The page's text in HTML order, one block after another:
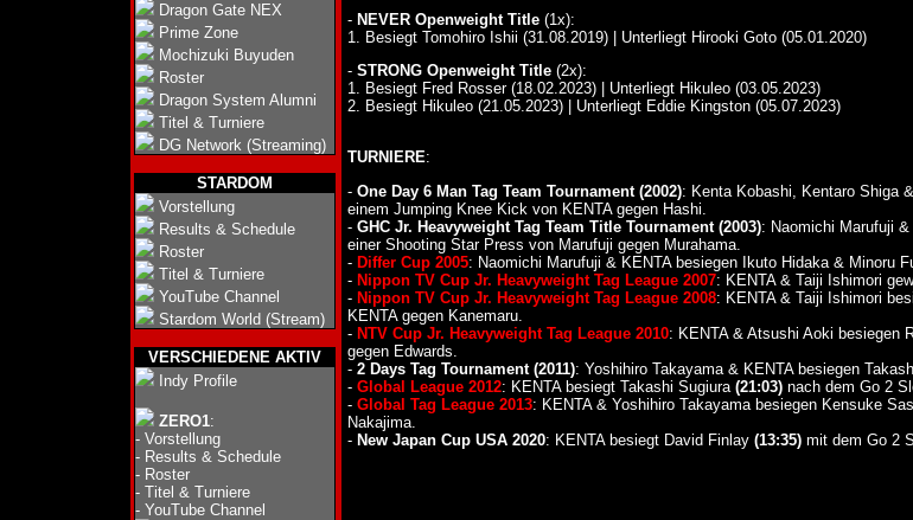
Dragon Gate NEX
Prime Zone
Mochizuki Buyuden
Roster
Dragon System Alumni
Titel & Turniere
DG Network (Streaming)
STARDOM
Vorstellung
Results & Schedule
Roster
Titel & Turniere
YouTube Channel
Stardom World (Stream)
VERSCHIEDENE AKTIV
Indy Profile
ZERO1:
- Vorstellung
- Results & Schedule
- Roster
- Titel & Turniere
- YouTube Channel
- NEVER Openweight Title(1x):
1. Besiegt Tomohiro Ishii (31.08.2019) | Unterliegt Hirooki Goto (05.01.2020)
- STRONG Openweight Title(2x):
1. Besiegt Fred Rosser (18.02.2023) | Unterliegt Hikuleo (03.05.2023)
2. Besiegt Hikuleo (21.05.2023) | Unterliegt Eddie Kingston (05.07.2023)
TURNIERE:
- One Day 6 Man Tag Team Tournament (2002): Kenta Kobashi, Kentaro Shiga
einem Jumping Knee Kick von KENTA gegen Hashi.
- GHC Jr. Heavyweight Tag Team Title Tournament (2003): Naomichi Marufuji &
einer Shooting Star Press von Marufuji gegen Murahama.
- Differ Cup 2005: Naomichi Marufuji & KENTA besiegen Ikuto Hidaka & Minoru
- Nippon TV Cup Jr. Heavyweight Tag League 2007: KENTA & Taiji Ishimori
- Nippon TV Cup Jr. Heavyweight Tag League 2008: KENTA & Taiji Ishimori
KENTA gegen Kanemaru.
- NTV Cup Jr. Heavyweight Tag League 2010: KENTA & Atsushi Aoki besiegen
gegen Edwards.
- 2 Days Tag Tournament (2011): Yoshihiro Takayama & KENTA besiegen
- Global League 2012: KENTA besiegt Takashi Sugiura (21:03)nach dem Go 2
- Global Tag League 2013: KENTA & Yoshihiro Takayama besiegen Kensuke
Nakajima.
- New Japan Cup USA 2020: KENTA besiegt David Finlay (13:35)mit dem Go 2